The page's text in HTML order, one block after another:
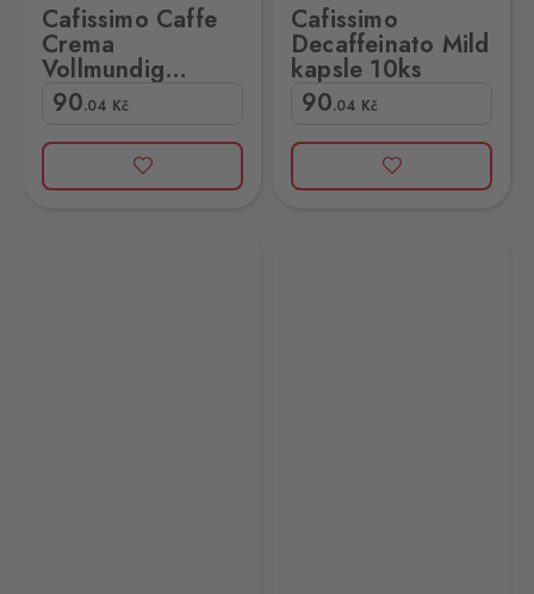
Cafissimo Caffe
Crema
Vollmundig
kapsle 10ks
90.04 Kč
Cafissimo
Decaffeinato Mild
kapsle 10ks
90.04 Kč